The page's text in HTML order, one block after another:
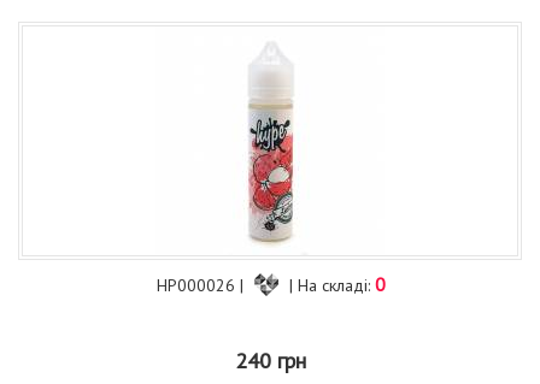
HP000026 | | На складі: 0
240 грн